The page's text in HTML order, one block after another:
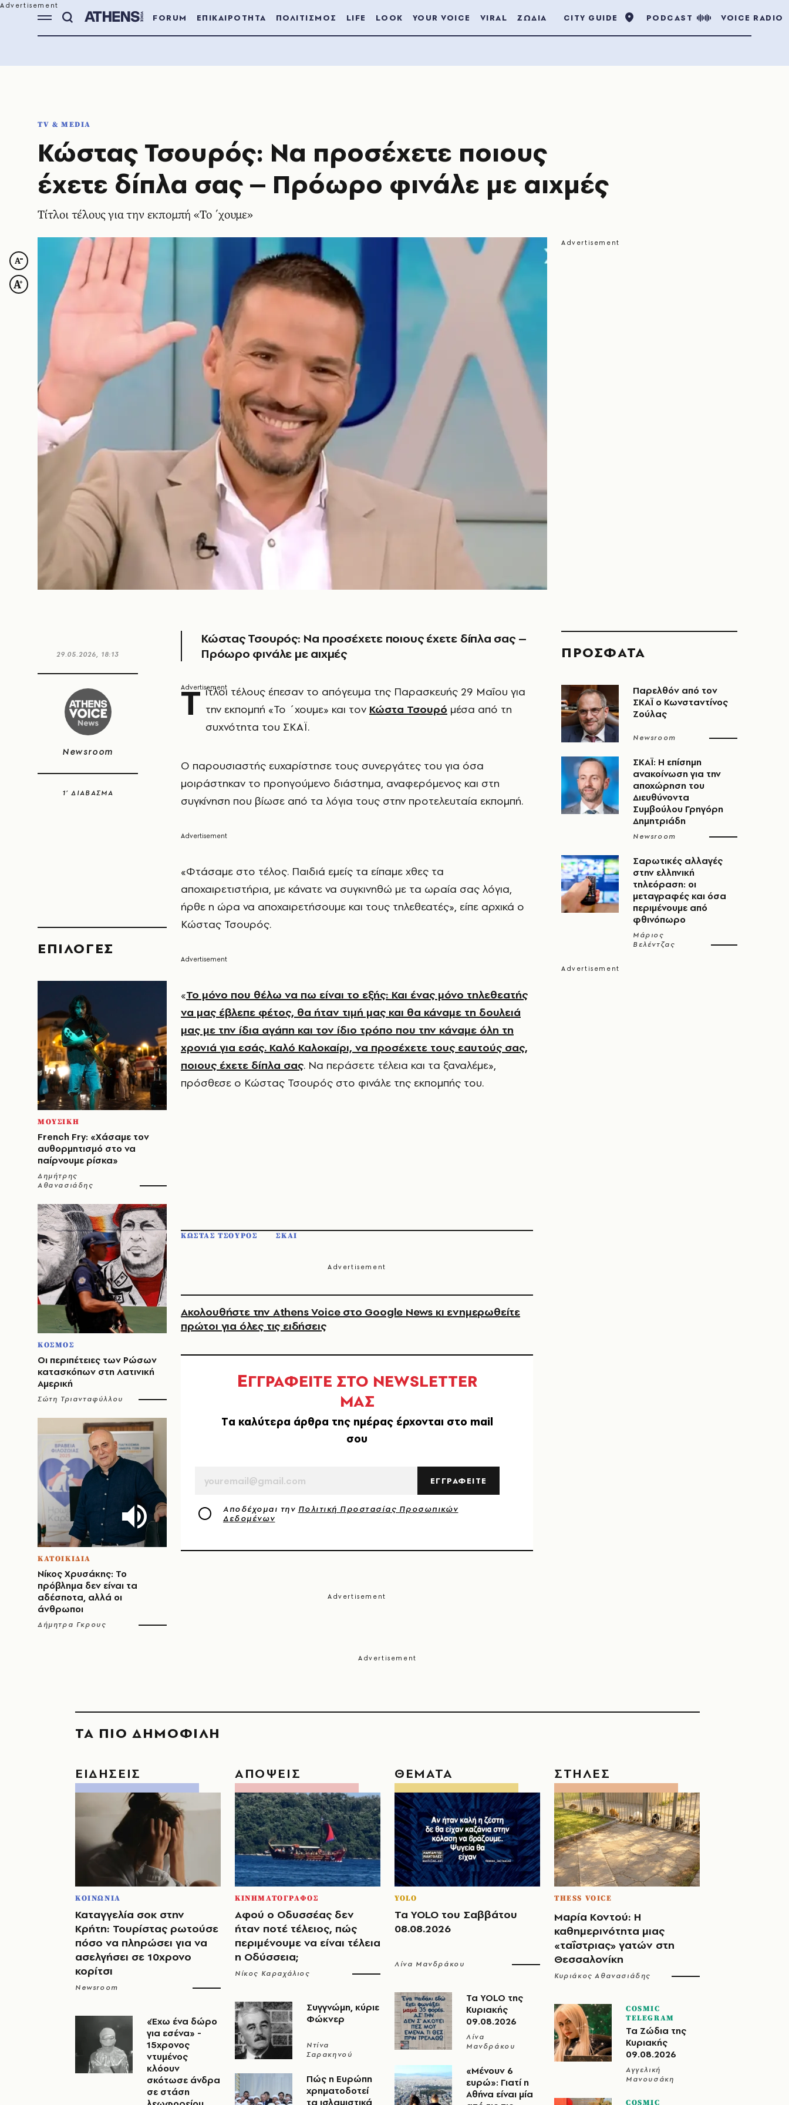
FORUM ΕΠΙΚΑΙΡΟΤΗΤΑ ΠΟΛΙΤΙΣΜΟΣ LIFE LOOK YOUR VOICE VIRAL ΖΩΔΙΑ CITY GUIDE PODCAST VOICE RADIO
TV & MEDIA
Κώστας Τσουρός: Να προσέχετε ποιους
έχετε δίπλα σας – Πρόωρο φινάλε με αιχμές
Τίτλοι τέλους για την εκπομπή «Το ΄χουμε»
29.05.2026, 18:13
Newsroom
1’ ΔΙΑΒΑΣΜΑ
EΠΙΛΟΓΈΣ
ΜΟΥΣΙΚΗ
French Fry: «Χάσαμε τον
αυθορμητισμό στο να
παίρνουμε ρίσκα»
Δημήτρης
Αθανασιάδης
ΚΟΣΜΟΣ
Οι περιπέτειες των Ρώσων
κατασκόπων στη Λατινική
Αμερική
Σώτη Τριανταφύλλου
ΚΑΤΟΙΚΙΔΙΑ
Νίκος Χρυσάκης: Το
πρόβλημα δεν είναι τα
αδέσποτα, αλλά οι
άνθρωποι
Δήμητρα Γκρους
Κώστας Τσουρός: Να προσέχετε ποιους έχετε δίπλα σας –
Πρόωρο φινάλε με αιχμές
Τ ίτλοι τέλους έπεσαν το απόγευμα της Παρασκευής 29 Μαΐου για
την εκπομπή «Το ΄χουμε» και τον Κώστα Τσουρό μέσα από τη
συχνότητα του ΣΚΑΪ.
Ο παρουσιαστής ευχαρίστησε τους συνεργάτες του για όσα
μοιράστηκαν το προηγούμενο διάστημα, αναφερόμενος και στη
συγκίνηση που βίωσε από τα λόγια τους στην προτελευταία εκπομπή.
«Φτάσαμε στο τέλος. Παιδιά εμείς τα είπαμε χθες τα
αποχαιρετιστήρια, με κάνατε να συγκινηθώ με τα ωραία σας λόγια,
ήρθε η ώρα να αποχαιρετήσουμε και τους τηλεθεατές», είπε αρχικά ο
Κώστας Τσουρός.
«Το μόνο που θέλω να πω είναι το εξής: Και ένας μόνο τηλεθεατής
να μας έβλεπε φέτος, θα ήταν τιμή μας και θα κάναμε τη δουλειά
μας με την ίδια αγάπη και τον ίδιο τρόπο που την κάναμε όλη τη
χρονιά για εσάς. Καλό Καλοκαίρι, να προσέχετε τους εαυτούς σας,
ποιους έχετε δίπλα σας. Να περάσετε τέλεια και τα ξαναλέμε»,
πρόσθεσε ο Κώστας Τσουρός στο φινάλε της εκπομπής του.
ΚΩΣΤΑΣ ΤΣΟΥΡΟΣ ΣΚΑΙ
Ακολουθήστε την Athens Voice στο Google News κι ενημερωθείτε
πρώτοι για όλες τις ειδήσεις
ΕΓΓΡΑΦΕΙΤΕ ΣΤΟ NEWSLETTER
ΜΑΣ
Tα καλύτερα άρθρα της ημέρας έρχονται στο mail
σου
ΕΓΓΡΑΦΕΙΤΕ
Αποδέχομαι την Πολιτική Προστασίας Προσωπικών
Δεδομένων
ΠΡΟΣΦΑΤΑ
Παρελθόν από τον
ΣΚΑΪ ο Κωνσταντίνος
Ζούλας
Newsroom
ΣΚΑΪ: Η επίσημη
ανακοίνωση για την
αποχώρηση του
Διευθύνοντα
Συμβούλου Γρηγόρη
Δημητριάδη
Newsroom
Σαρωτικές αλλαγές
στην ελληνική
τηλεόραση: οι
μεταγραφές και όσα
περιμένουμε από
φθινόπωρο
Μάριος
Βελέντζας
ΤΑ ΠΙΟ ΔΗΜΟΦΙΛΗ
ΕΙΔΗΣΕΙΣ
ΚΟΙΝΩΝΙΑ
Καταγγελία σοκ στην
Κρήτη: Τουρίστας ρωτούσε
πόσο να πληρώσει για να
ασελγήσει σε 10χρονο
κορίτσι
Newsroom
«Έχω ένα δώρο
για εσένα» -
15χρονος
ντυμένος
κλόουν
σκότωσε άνδρα
σε στάση
ΑΠΟΨΕΙΣ
ΚΙΝΗΜΑΤΟΓΡΑΦΟΣ
Αφού ο Οδυσσέας δεν
ήταν ποτέ τέλειος, πώς
περιμένουμε να είναι τέλεια
η Οδύσσεια;
Νίκος Καραχάλιος
Συγγνώμη, κύριε
Φώκνερ
Ντίνα
Σαρακηνού
Πώς η Ευρώπη
χρηματοδοτεί
τα ισλαμιστικά
ΘΕΜΑΤΑ
YOLO
Τα YOLO του Σαββάτου
08.08.2026
Λίνα Μανδράκου
Τα YOLO της
Κυριακής
09.08.2026
Λίνα
Μανδράκου
«Μένουν 6
ευρώ»: Γιατί η
Αθήνα είναι μία
ΣΤΗΛΕΣ
THESS VOICE
Μαρία Κοντού: Η
καθημερινότητα μιας
«ταΐστριας» γατών στη
Θεσσαλονίκη
Κυριάκος Αθανασιάδης
COSMIC
TELEGRAM
Τα Ζώδια της
Κυριακής
09.08.2026
Αγγελική
Μανουσάκη
COSMIC